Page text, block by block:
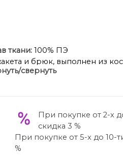
ткани: 100% ПЭ
и брюк, выполнен из
застежкой на петли и
круглой формы,
Рукав втачной,
с декоративной
пуговицу.
свернуть
При покупке от 2-х
скидка 3 %
При покупке от 5-х до 10-
%